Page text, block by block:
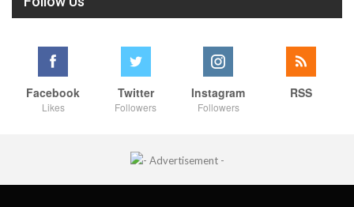
Facebook
Likes
Twitter
Followers
Instagram
Followers
RSS